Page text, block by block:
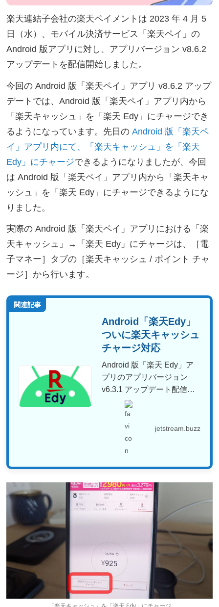
楽天連結子会社の楽天ペイメントは 2023 年 4 月 5
日（水）、モバイル決済サービス「楽天ペイ」の
Android 版アプリに対し、アプリバージョン v8.6.2
アップデートを配信開始しました。
今回の Android 版「楽天ペイ」アプリ v8.6.2 アップ
デートでは、Android 版「楽天ペイ」アプリ内から
「楽天キャッシュ」を「楽天 Edy」にチャージでき
るようになっています。先日のAndroid 版「楽天ペ
イ」アプリ内にて、「楽天キャッシュ」を「楽天
Edy」にチャージできるようになりましたが、今回
は Android 版「楽天ペイ」アプリ内から「楽天キャ
ッシュ」を「楽天 Edy」にチャージできるようにな
りました。
実際の Android 版「楽天ペイ」アプリにおける「楽
天キャッシュ」→「楽天 Edy」にチャージは、［電
子マネー］タブの［楽天キャッシュ / ポイント チャ
ージ］から行います。
関連記事
Android「楽天Edy」
ついに楽天キャッシュ
チャージ対応
Android 版「楽天 Edy」ア
プリのアプリバージョン
v6.3.1 アップデート配信開
始。つい...
jetstream.buzz